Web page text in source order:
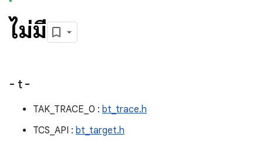
ไม่มี
- t -
TAK_TRACE_0 : bt_trace.h
TCS_API : bt_target.h